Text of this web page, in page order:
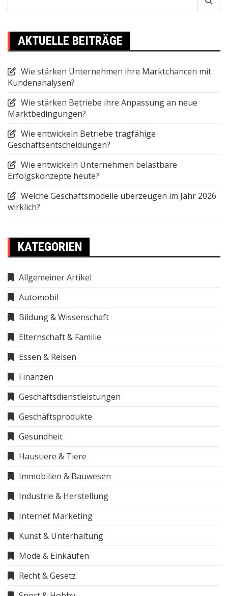
AKTUELLE BEITRÄGE
Wie stärken Unternehmen ihre Marktchancen mit
Kundenanalysen?
Wie stärken Betriebe ihre Anpassung an neue
Marktbedingungen?
Wie entwickeln Betriebe tragfähige
Geschäftsentscheidungen?
Wie entwickeln Unternehmen belastbare
Erfolgskonzepte heute?
Welche Geschäftsmodelle überzeugen im Jahr 2026
wirklich?
KATEGORIEN
Allgemeiner Artikel
Automobil
Bildung & Wissenschaft
Elternschaft & Familie
Essen & Reisen
Finanzen
Geschäftsdienstleistungen
Geschäftsprodukte
Gesundheit
Haustiere & Tiere
Immobilien & Bauwesen
Industrie & Herstellung
Internet Marketing
Kunst & Unterhaltung
Mode & Einkaufen
Recht & Gesetz